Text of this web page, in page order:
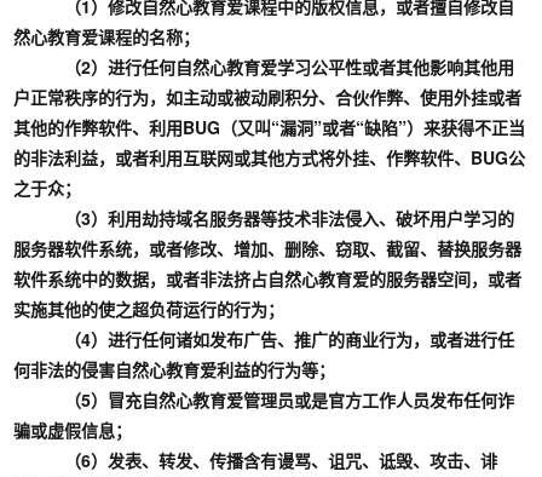
（1）修改自然心教育爱课程中的版权信息，或者擅自修改自
然心教育爱课程的名称；
（2）进行任何自然心教育爱学习公平性或者其他影响其他用
户正常秩序的行为，如主动或被动刷积分、合伙作弊、使用外挂或者
其他的作弊软件、利用BUG（又叫“漏洞”或者“缺陷”）来获得不正当
的非法利益，或者利用互联网或其他方式将外挂、作弊软件、BUG公
之于众；
（3）利用劫持域名服务器等技术非法侵入、破坏用户学习的
服务器软件系统，或者修改、增加、删除、窃取、截留、替换服务器
软件系统中的数据，或者非法挤占自然心教育爱的服务器空间，或者
实施其他的使之超负荷运行的行为；
（4）进行任何诸如发布广告、推广的商业行为，或者进行任
何非法的侵害自然心教育爱利益的行为等；
（5）冒充自然心教育爱管理员或是官方工作人员发布任何诈
骗或虚假信息；
（6）发表、转发、传播含有谩骂、诅咒、诋毁、攻击、诽